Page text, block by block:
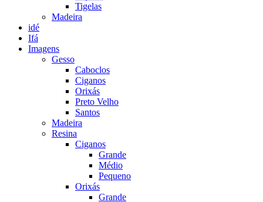
Tigelas
Madeira
idé
Ifá
Imagens
Gesso
Caboclos
Ciganos
Orixás
Preto Velho
Santos
Madeira
Resina
Ciganos
Grande
Médio
Pequeno
Orixás
Grande